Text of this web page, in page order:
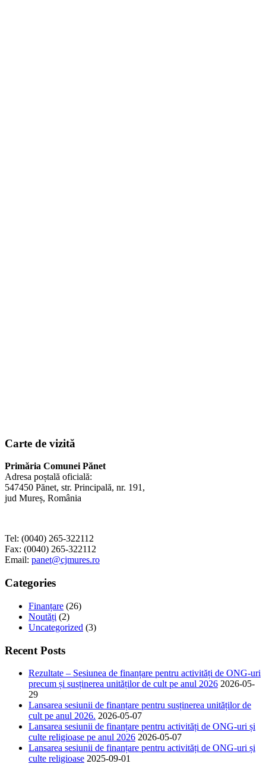
Carte de vizită
Primăria Comunei Pănet
Adresa poștală oficială:
547450 Pănet, str. Principală, nr. 191,
jud Mureș, România
Tel: (0040) 265-322112
Fax: (0040) 265-322112
Email: panet@cjmures.ro
Categories
Finanțare (26)
Noutăți (2)
Uncategorized (3)
Recent Posts
Rezultate – Sesiunea de finanțare pentru activități de ONG-uri
precum și susținerea unităților de cult pe anul 2026 2026-05-
29
Lansarea sesiunii de finanțare pentru susținerea unităților de
cult pe anul 2026. 2026-05-07
Lansarea sesiunii de finanțare pentru activități de ONG-uri și
culte religioase pe anul 2026 2026-05-07
Lansarea sesiunii de finanțare pentru activități de ONG-uri și
culte religioase 2025-09-01